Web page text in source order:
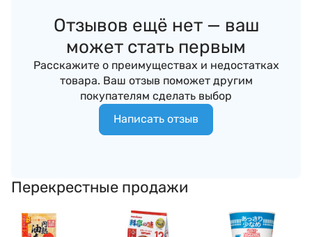
Отзывов ещё нет — ваш
может стать первым
Расскажите о преимуществах и недостатках
товара. Ваш отзыв поможет другим
покупателям сделать выбор
Написать отзыв
Перекрестные продажи